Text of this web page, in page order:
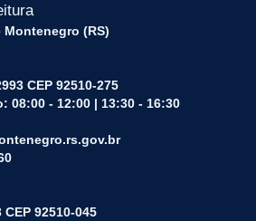
(RS)
CEP 92510-275
08:00 - 12:00 | 13:30 - 16:30
92510-045